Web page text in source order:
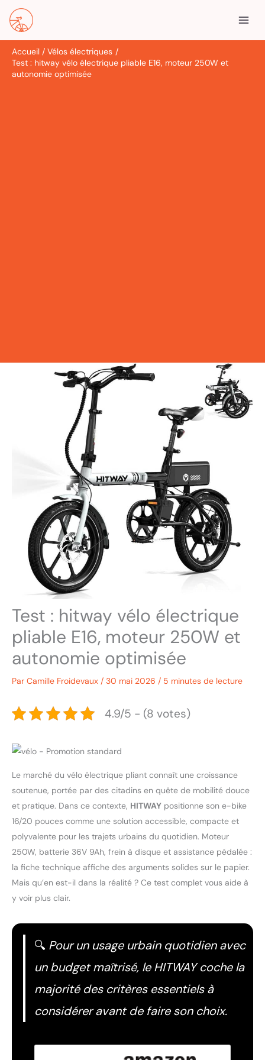
Aller
contenu
Accueil
Vélos électriques
Test : hitway vélo électrique pliable E16, moteur 250W et
autonomie optimisée
Test : hitway vélo électrique
pliable E16, moteur 250W et
autonomie optimisée
Par Camille Froidevaux / 30 mai 2026 / 5 minutes de lecture
4.9/5 - (8 votes)
Le marché du vélo électrique pliant connaît une croissance
soutenue, portée par des citadins en quête de mobilité douce
et pratique. Dans ce contexte, HITWAY positionne son e-bike
16/20 pouces comme une solution accessible, compacte et
polyvalente pour les trajets urbains du quotidien. Moteur
250W, batterie 36V 9Ah, frein à disque et assistance pédalée :
la fiche technique affiche des arguments solides sur le papier.
Mais qu’en est-il dans la réalité ? Ce test complet vous aide à
y voir plus clair.
🔍 Pour un usage urbain quotidien avec
un budget maîtrisé, le HITWAY coche la
majorité des critères essentiels à
considérer avant de faire son choix.
R
e
c
h
e